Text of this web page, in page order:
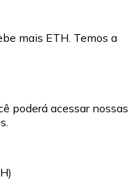
mais ETH. Temos a
poderá acessar nossas